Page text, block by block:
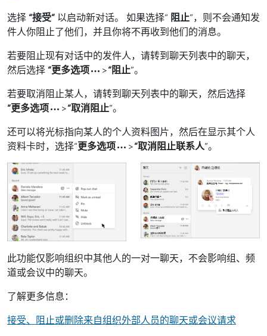
选择“接受” 以启动新对话。 如果选择“ 阻止”，则不会通知发
件人你阻止了他们，并且你将不再收到他们的消息。
若要阻止现有对话中的发件人，请转到聊天列表中的聊天，
然后选择“更多选项 >“阻止”。
若要取消阻止某人，请转到聊天列表中的聊天，然后选择
“更多选项
>“取消阻止”。
还可以将光标指向某人的个人资料图片，然后在显示其个人
资料卡时，选择“更多选项 >“取消阻止联系人”。
此功能仅影响组织中其他人的一对一聊天，不会影响组、频
道或会议中的聊天。
了解更多信息：
接受、阻止或删除来自组织外部人员的聊天或会议请求